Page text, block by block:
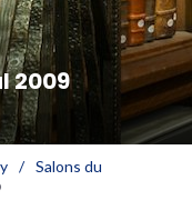
2009
/ Salons du